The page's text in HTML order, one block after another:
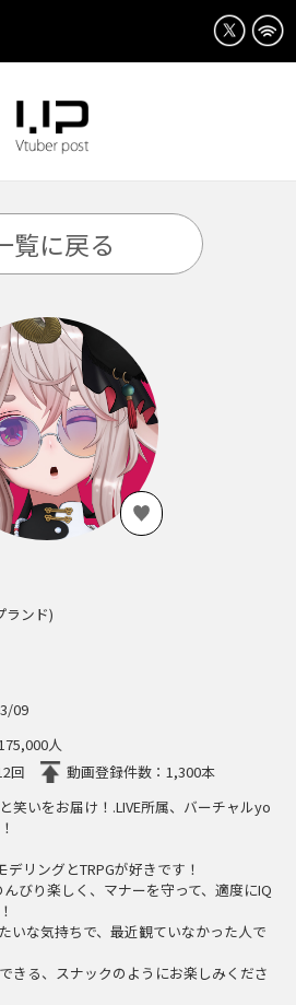
覧に戻る
ランド)
09
人
回
動画登録件数：1,300本
笑いをお届け！.LIVE所属、バーチャルyo
リングとTRPGが好きです！
びり楽しく、マナーを守って、適度にIQ
いな気持ちで、最近観ていなかった人で
きる、スナックのようにお楽しみくださ